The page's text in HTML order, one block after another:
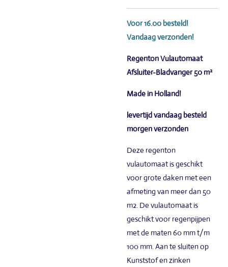
Voor 16.00 besteld!
Vandaag verzonden!
Regenton Vulautomaat
Afsluiter-Bladvanger 50 m²
Made in Holland!
levertijd vandaag besteld
morgen verzonden
Deze regenton
vulautomaat is geschikt
voor grote daken met een
afmeting van meer dan 50
m2. De vulautomaat is
geschikt voor regenpijpen
met de maten 60 mm t/m
100 mm. Aan te sluiten op
Kunststof en zinken